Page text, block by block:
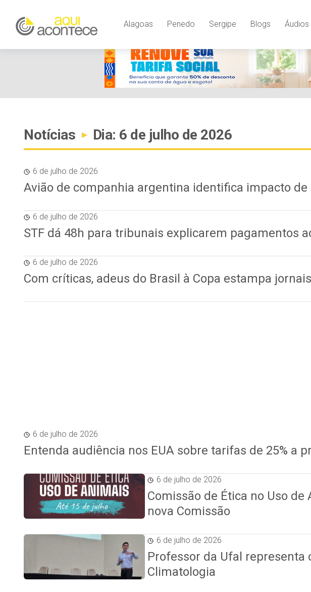
Alagoas Penedo Sergipe Blogs Áudios
Notícias ▸ Dia: 6 de julho de 2026
6 de julho de 2026
Avião de companhia argentina identifica impacto de
6 de julho de 2026
STF dá 48h para tribunais explicarem pagamentos
6 de julho de 2026
Com críticas, adeus do Brasil à Copa estampa
6 de julho de 2026
Entenda audiência nos EUA sobre tarifas de 25% a
6 de julho de 2026
Comissão de Ética no Uso
nova Comissão
6 de julho de 2026
Professor da Ufal representa
Climatologia